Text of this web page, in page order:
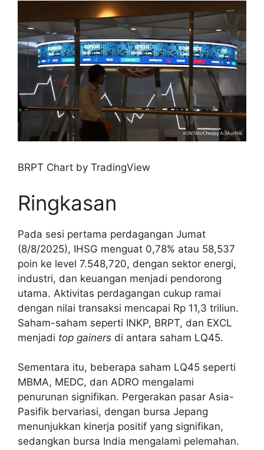
BRPT Chart by TradingView
Ringkasan
Pada sesi pertama perdagangan Jumat
(8/8/2025), IHSG menguat 0,78% atau 58,537
poin ke level 7.548,720, dengan sektor energi,
industri, dan keuangan menjadi pendorong
utama. Aktivitas perdagangan cukup ramai
dengan nilai transaksi mencapai Rp 11,3 triliun.
Saham-saham seperti INKP, BRPT, dan EXCL
menjadi top gainers di antara saham LQ45.
Sementara itu, beberapa saham LQ45 seperti
MBMA, MEDC, dan ADRO mengalami
penurunan signifikan. Pergerakan pasar Asia-
Pasifik bervariasi, dengan bursa Jepang
menunjukkan kinerja positif yang signifikan,
sedangkan bursa India mengalami pelemahan.